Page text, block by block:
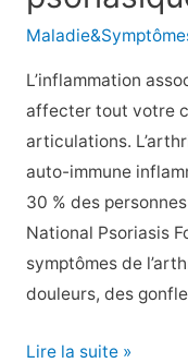
aliments
éviter
dans
votre
régime
alimentaire
pour
l’arthrite
psoriasique
L’inflammation
affecter tout votre
articulations.
auto-immune
30 % des
National Psoriasis
symptômes de
douleurs, des
Votre
Lire la suite »